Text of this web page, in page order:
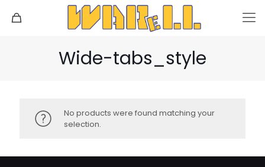
Wide-tabs_style
No products were found matching your
selection.